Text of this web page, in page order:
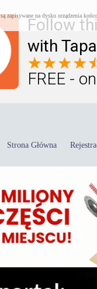
Follow
with
FREE -
na dysku urządzenia
Strona Główna